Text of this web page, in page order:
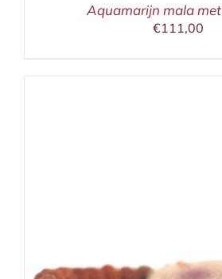
Aquamarijn mala
€111,00